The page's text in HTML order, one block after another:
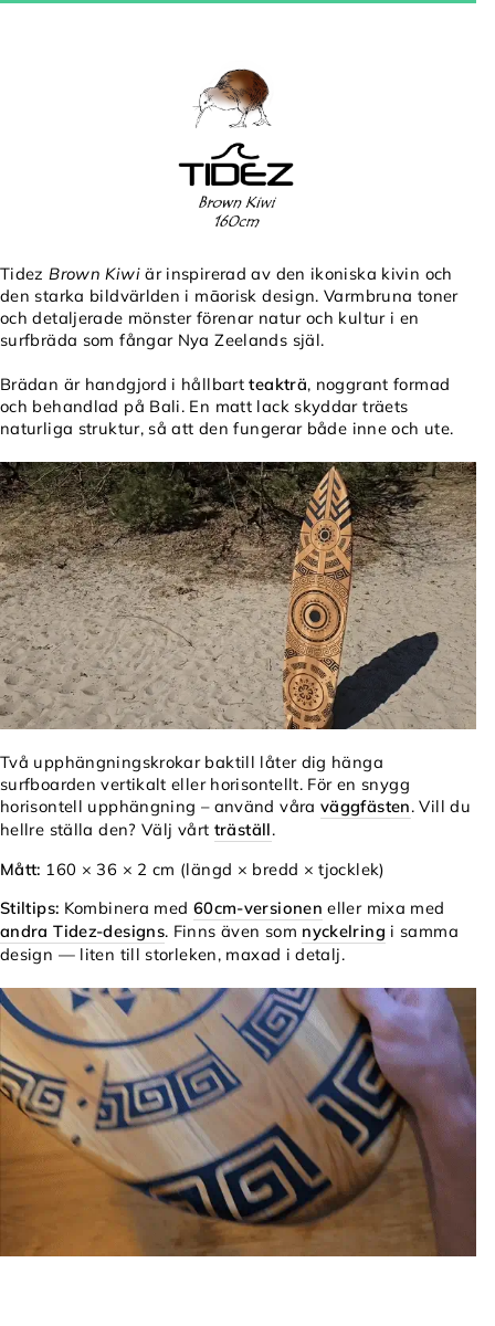
Tidez Brown Kiwiär inspirerad av den ikoniska kivin och
den starka bildvärlden i māorisk design. Varmbruna toner
och detaljerade mönster förenar natur och kultur i en
surfbräda som fångar Nya Zeelands själ.
Brädan är handgjord i hållbartteakträ, noggrant formad
och behandlad på Bali. En matt lack skyddar träets
naturliga struktur, så att den fungerar både inne och ute.
Två upphängningskrokar baktill låter dig hänga
surfboarden vertikalt eller horisontellt. För en snygg
horisontell upphängning – använd våra väggfästen. Vill du
hellre ställa den? Välj vårt träställ.
Mått: 160 × 36 × 2 cm (längd × bredd × tjocklek)
Stiltips: Kombinera med 60cm-versionen eller mixa med
andra Tidez-designs. Finns även som nyckelring i samma
design — liten till storleken, maxad i detalj.